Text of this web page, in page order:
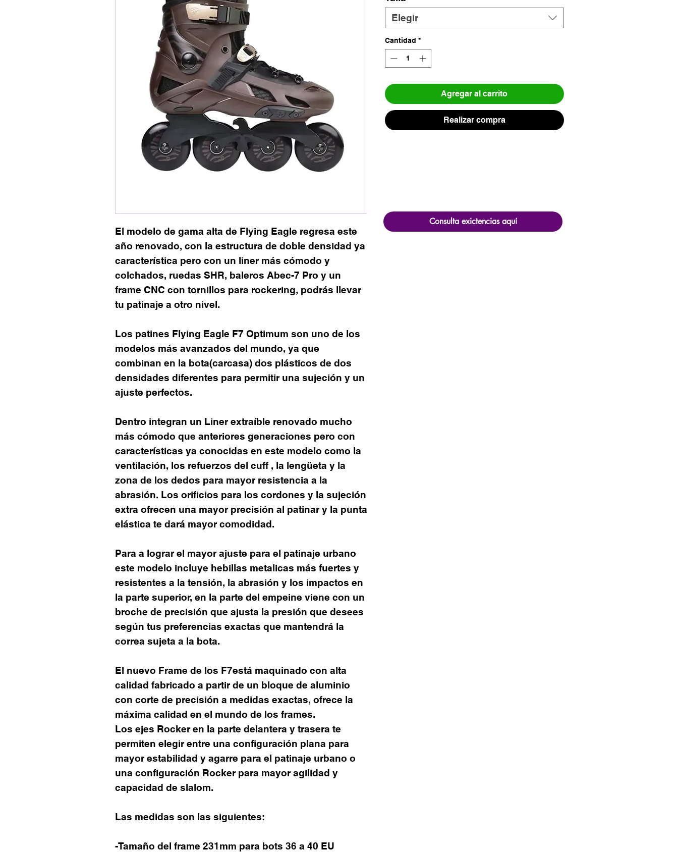
El modelo de gama alta de Flying Eagle regresa este
año renovado, con la estructura de doble densidad ya
característica pero con un liner más cómodo y
colchados, ruedas SHR, baleros Abec-7 Pro y un
frame CNC con tornillos para rockering, podrás llevar
tu patinaje a otro nivel.
Los patines Flying Eagle F7 Optimum son uno de los
modelos más avanzados del mundo, ya que
combinan en la bota(carcasa) dos plásticos de dos
densidades diferentes para permitir una sujeción y un
ajuste perfectos.
Dentro integran un Liner extraíble renovado mucho
más cómodo que anteriores generaciones pero con
características ya conocidas en este modelo como la
ventilación, los refuerzos del cuff , la lengüeta y la
zona de los dedos para mayor resistencia a la
abrasión. Los orificios para los cordones y la sujeción
extra ofrecen una mayor precisión al patinar y la punta
elástica te dará mayor comodidad.
Para a lograr el mayor ajuste para el patinaje urbano
este modelo incluye hebillas metalicas más fuertes y
resistentes a la tensión, la abrasión y los impactos en
la parte superior, en la parte del empeine viene con un
broche de precisión que ajusta la presión que desees
según tus preferencias exactas que mantendrá la
correa sujeta a la bota.
El nuevo Frame de los F7está maquinado con alta
calidad fabricado a partir de un bloque de aluminio
con corte de precisión a medidas exactas, ofrece la
máxima calidad en el mundo de los frames.
Los ejes Rocker en la parte delantera y trasera te
permiten elegir entre una configuración plana para
mayor estabilidad y agarre para el patinaje urbano o
una configuración Rocker para mayor agilidad y
capacidad de slalom.
Las medidas son las siguientes:
-Tamaño del frame 231mm para bots 36 a 40 EU
Elegir
Cantidad *
Agregar al carrito
Realizar compra
Consulta exictencias aquí